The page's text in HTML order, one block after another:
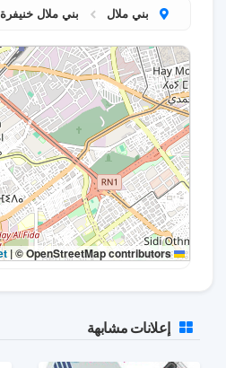
بني ملال بني ملال خنيفرة
Leaflet
|© OpenStreetMap contributors
إعلانات مشابهة